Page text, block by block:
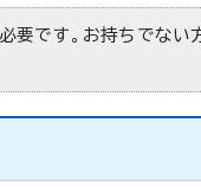
要です。お持ちでない